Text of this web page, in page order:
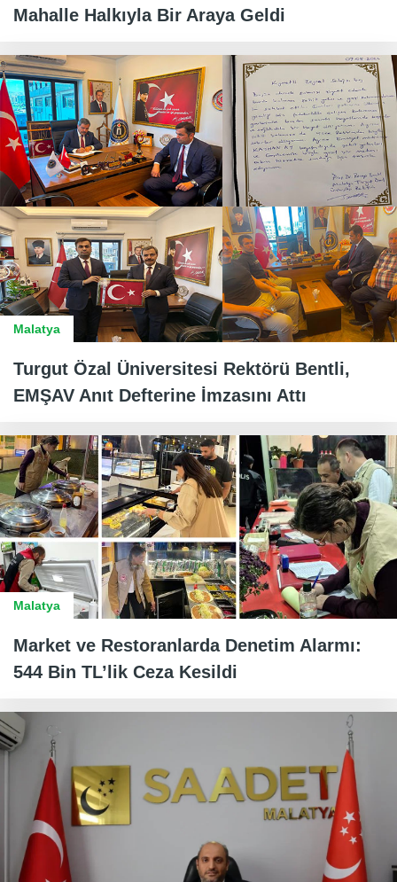
Mahalle Halkıyla Bir Araya Geldi
Malatya
Turgut Özal Üniversitesi Rektörü Bentli,
EMŞAV Anıt Defterine İmzasını Attı
Malatya
Market ve Restoranlarda Denetim Alarmı:
544 Bin TL’lik Ceza Kesildi